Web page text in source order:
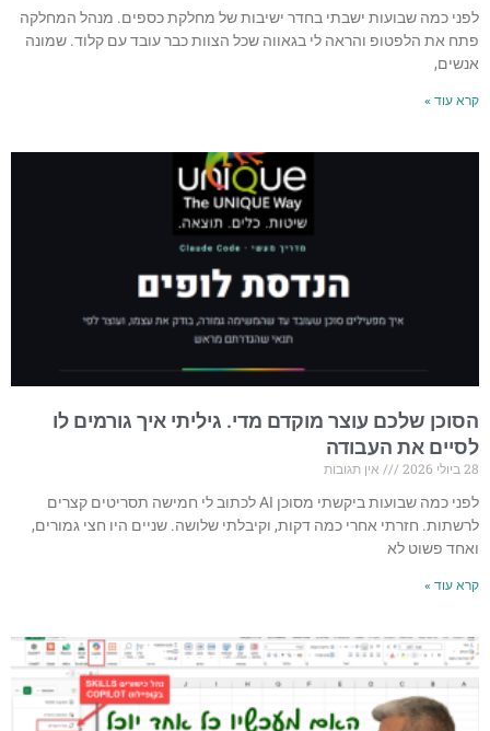
לפני כמה שבועות ישבתי בחדר ישיבות של מחלקת כספים. מנהל המחלקה
פתח את הלפטופ והראה לי בגאווה שכל הצוות כבר עובד עם קלוד. שמונה
אנשים,
קרא עוד »
הסוכן שלכם עוצר מוקדם מדי. גיליתי איך גורמים לו
לסיים את העבודה
28 ביולי 2026
אין תגובות
לפני כמה שבועות ביקשתי מסוכן AI לכתוב לי חמישה תסריטים קצרים
לרשתות. חזרתי אחרי כמה דקות, וקיבלתי שלושה. שניים היו חצי גמורים,
ואחד פשוט לא
קרא עוד »